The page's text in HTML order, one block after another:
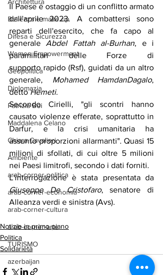
Bellezza e make up
Difesa e Sicurezza
Women Empowerment
Geopolitica
Diplomazia
Patrizia Boi
Maddalena Celano
Chiara Cavalieri
Ambiente
arab-corner-politica
arab-corner-economia
arab-corner-cultura
arab-corner-arte
TURISMO
azerbaijan
Il Paese è ostaggio di un conflitto armato
dall'aprile 2023. A combattersi sono
reparti dell'esercito, che fa capo al
generale Abdel Fattah al-Burhan, e i
paramilitari delle Forze di
supporto rapido (Rsf), guidati da un altro
generale, Mohamed HamdanDagalo,
detto Hemeti.
Secondo Cirielli, "gli scontri hanno
causato violenze efferate, soprattutto in
Darfur, e la crisi umanitaria ha
assunto proporzioni allarmanti". Quasi 15
milioni di sfollati, di cui oltre 5 milioni
nei Paesi limitrofi, secondo i dati forniti.
Giuseppe De Cristofaro, senatore di
Alleanza verdi e sinistra (Avs).
Notizie in primo piano
Politica
Solidarietà